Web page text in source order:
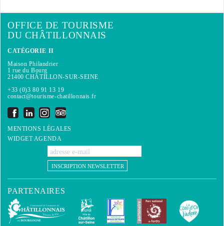
OFFICE DE TOURISME
DU CHÂTILLONNAIS
CATÉGORIE II
Maison Philandrier
1 rue du Bourg
21400 CHÂTILLON-SUR-SEINE
+33 (0)3 80 91 13 19
contact@tourisme-chatillonnais.fr
MENTIONS LÉGALES
WIDGET AGENDA
INSCRIPTION NEWSLETTER
PARTENAIRES